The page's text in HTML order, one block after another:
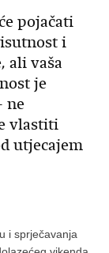
pojačati
i
ali vaša
je
ne
vlastiti
utjecajem
i sprječavanja